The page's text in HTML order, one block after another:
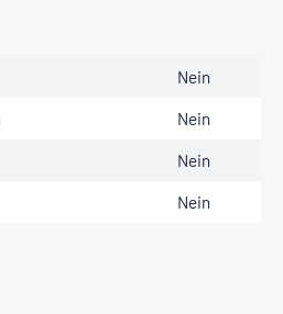
Nein
Nein
Nein
Nein